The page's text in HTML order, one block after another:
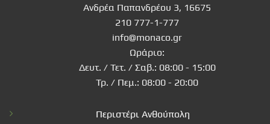
Ανδρέα Παπανδρέου 3, 16675
210 777-1-777
info@monaco.gr
Ωράριο:
Δευτ. / Τετ. / Σαβ.: 08:00 - 15:00
Τρ. / Πεμ.: 08:00 - 20:00
Περιστέρι Ανθούπολη